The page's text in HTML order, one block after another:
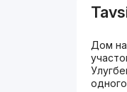
Дом